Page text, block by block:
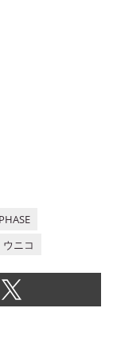
ウニコ